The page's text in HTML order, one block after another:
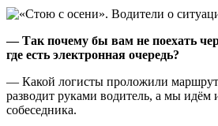
— Так почему бы вам не поехать
где есть электронная очередь?
— Какой логисты проложили
разводит руками водитель, а мы идём
собеседника.